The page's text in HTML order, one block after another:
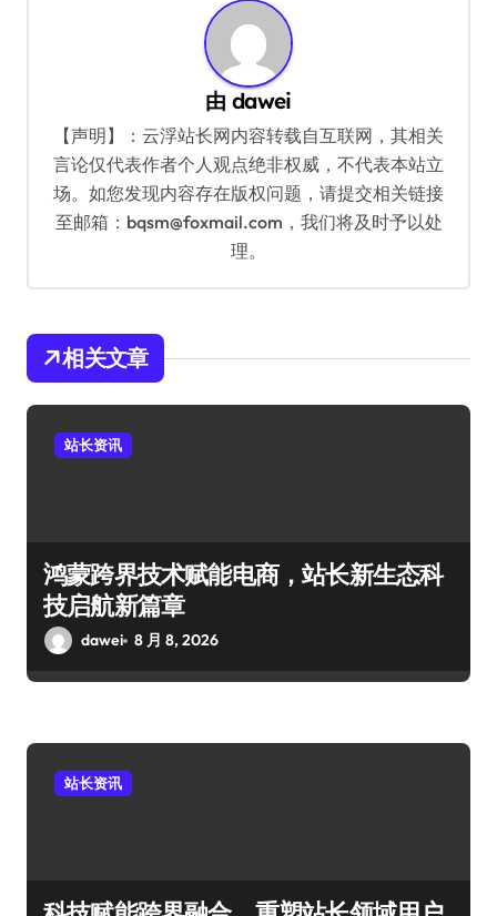
由dawei
【声明】：云浮站长网内容转载自互联网，其相关
言论仅代表作者个人观点绝非权威，不代表本站立
场。如您发现内容存在版权问题，请提交相关链接
至邮箱：bqsm@foxmail.com，我们将及时予以处
理。
相关文章
站长资讯
鸿蒙跨界技术赋能电商，站长新生态科
技启航新篇章
dawei 8 月 8, 2026
站长资讯